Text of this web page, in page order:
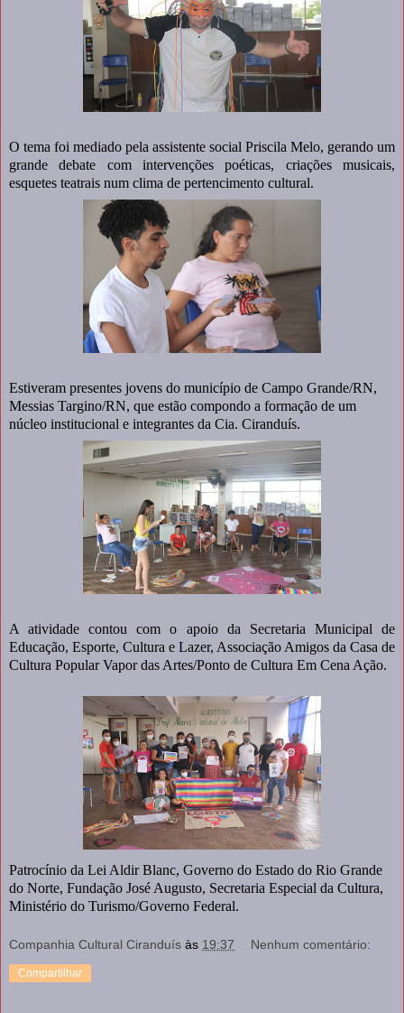
O tema foi mediado pela assistente social Priscila Melo, gerando um
grande debate com intervenções poéticas, criações musicais,
esquetes teatrais num clima de pertencimento cultural.
Estiveram presentes jovens do município de Campo Grande/RN,
Messias Targino/RN, que estão compondo a formação de um
núcleo institucional e integrantes da Cia. Ciranduís.
A atividade contou com o apoio da Secretaria Municipal de
Educação, Esporte, Cultura e Lazer, Associação Amigos da Casa de
Cultura Popular Vapor das Artes/Ponto de Cultura Em Cena Ação.
Patrocínio da Lei Aldir Blanc, Governo do Estado do Rio Grande
do Norte, Fundação José Augusto, Secretaria Especial da Cultura,
Ministério do Turismo/Governo Federal.
Companhia Cultural Ciranduís às 19:37 Nenhum comentário:
Compartilhar